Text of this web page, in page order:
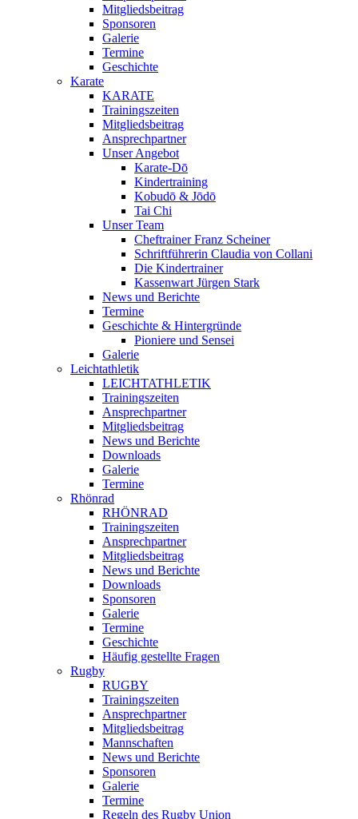
Mitgliedsbeitrag
Sponsoren
Galerie
Termine
Geschichte
Karate
KARATE
Trainingszeiten
Mitgliedsbeitrag
Ansprechpartner
Unser Angebot
Karate-Dō
Kindertraining
Kobudō & Jōdō
Tai Chi
Unser Team
Cheftrainer Franz Scheiner
Schriftführerin Claudia von Collani
Die Kindertrainer
Kassenwart Jürgen Stark
News und Berichte
Termine
Geschichte & Hintergründe
Pioniere und Sensei
Galerie
Leichtathletik
LEICHTATHLETIK
Trainingszeiten
Ansprechpartner
Mitgliedsbeitrag
News und Berichte
Downloads
Galerie
Termine
Rhönrad
RHÖNRAD
Trainingszeiten
Ansprechpartner
Mitgliedsbeitrag
News und Berichte
Downloads
Sponsoren
Galerie
Termine
Geschichte
Häufig gestellte Fragen
Rugby
RUGBY
Trainingszeiten
Ansprechpartner
Mitgliedsbeitrag
Mannschaften
News und Berichte
Sponsoren
Galerie
Termine
Regeln des Rugby Union